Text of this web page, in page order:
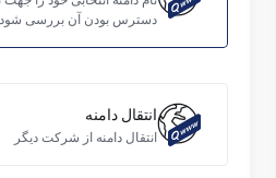
دسترس بودن آن بررسی
انتقال دامنه
انتقال دامنه از شرکت دیگر